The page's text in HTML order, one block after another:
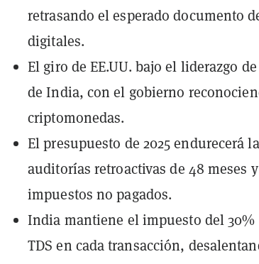
retrasando el esperado documento
digitales.
El giro de EE.UU. bajo el liderazgo
de India, con el gobierno
criptomonedas.
El presupuesto de 2025 endurecerá
auditorías retroactivas de 48 meses
impuestos no pagados.
India mantiene el impuesto del 30%
TDS en cada transacción,